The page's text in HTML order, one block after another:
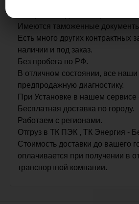
Имеются таможенные
Есть много других контрактных
наличии и под заказ.
Без пробега по РФ.
В отличном состоянии, все
предпродажную диагностику.
При Установке в нашем сервисе
Бесплатная доставка по городу.
Работаем с регионами.
Отгруз в ТК ПЭК , ТК Энергия -
Стоимость доставки до вашего
оплачивается при получении в
транспортной компании.